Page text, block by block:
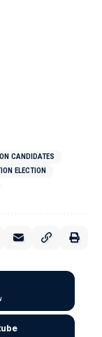
CANDIDATES
ELECTION